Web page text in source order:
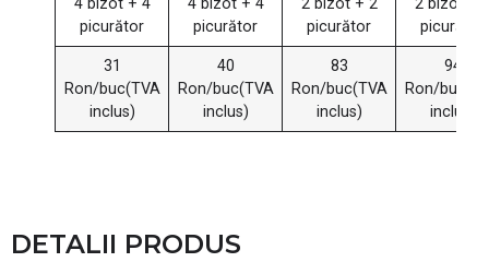
4 bizot + 4
picurător
4 bizot + 4
picurător
2 bizot + 2
picurător
2 bizot +
picurător
31
Ron/buc(TVA
inclus)
40
Ron/buc(TVA
inclus)
83
Ron/buc(TVA
inclus)
94
Ron/
inclus)
DETALII PRODUS